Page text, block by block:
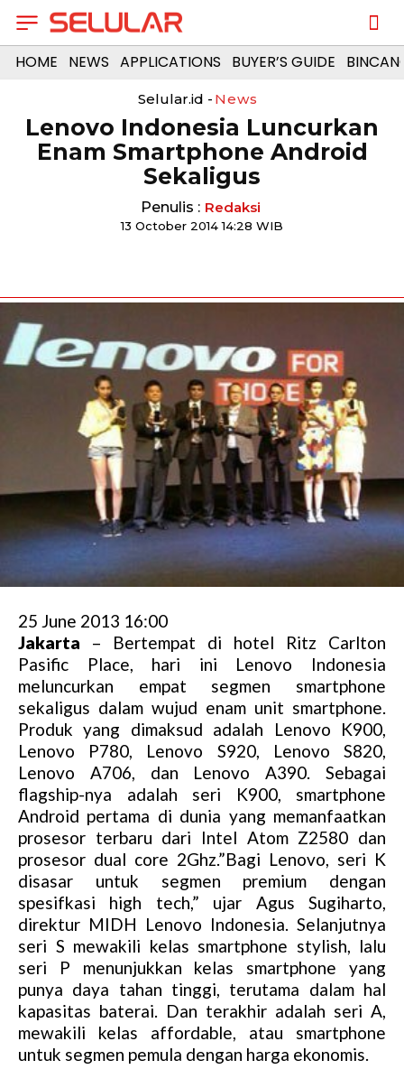
HOME NEWS APPLICATIONS BUYER’S GUIDE
Selular.id - News
Lenovo Indonesia Luncurkan
Enam Smartphone Android
Sekaligus
Penulis : Redaksi
13 October 2014 14:28 WIB
25 June 2013 16:00
Jakarta – Bertempat di hotel Ritz Carlton
Pasific Place, hari ini Lenovo Indonesia
meluncurkan empat segmen smartphone
sekaligus dalam wujud enam unit smartphone.
Produk yang dimaksud adalah Lenovo K900,
Lenovo P780, Lenovo S920, Lenovo S820,
Lenovo A706, dan Lenovo A390. Sebagai
flagship-nya adalah seri K900, smartphone
Android pertama di dunia yang memanfaatkan
prosesor terbaru dari Intel Atom Z2580 dan
prosesor dual core 2Ghz.”Bagi Lenovo, seri K
disasar untuk segmen premium dengan
spesifkasi high tech,” ujar Agus Sugiharto,
direktur MIDH Lenovo Indonesia. Selanjutnya
seri S mewakili kelas smartphone stylish, lalu
seri P menunjukkan kelas smartphone yang
punya daya tahan tinggi, terutama dalam hal
kapasitas baterai. Dan terakhir adalah seri A,
mewakili kelas affordable, atau smartphone
untuk segmen pemula dengan harga ekonomis.